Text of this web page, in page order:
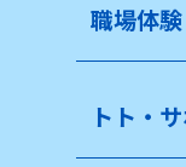
職場体
トト・